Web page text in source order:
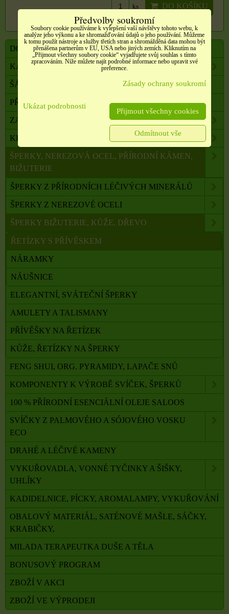
ks DO KOŠÍKU
DOVOLENÁ, CESTOVÁNÍ, DOPLŇKY
KABELKY, TAŠKY, SLUNEČNÍ BRÝLE AJ.
ŠÁLY, ŠÁTKY, NÁKRČNÍKY, PONOŽKY
PŘÍČESKY, DOPLŇKY DO VLASŮ
ZAHRADA, BALKON, DOMÁCNOST
KRÁSA A ZDRAVÍ
ŠPERKY, NEREZOVÁ OCEL, PŘÍRODNÍ KÁMEN,
BIŽUTERIE
ŠPERKY Z PŘÍRODNÍCH LÉČIVÝCH MINERÁLŮ
ŠPERKY Z NEREZOVÉ OCELI
ŠPERKY BIŽUTERIE, KŮŽE, DŘEVO
ŘETÍZKY S PŘÍVĚSKEM
NÁRAMKY
NÁUŠNICE
ELEGANTNÍ, SVÁTEČNÍ ŠPERKY
AMULETY A TALISMANY
PŘÍVĚŠKY NA ŘETÍZEK
KŮŽE, ŘETÍZKY NA ŠPERKY
FENG SHUI, ORG. PYRAMIDY, LAPAČE SNŮ
KOMPONENTY K VÝROBĚ SVÍČEK, ŠPERKŮ
100 % PŘÍRODNÍ ESENCIÁLNÍ OLEJE SALOOS
SVÍČKY Z PALMOVÉHO A SÓJOVÉHO VOSKU
ECO
DRAHÉ A LÉČIVÉ KAMENY
VYKUŘOVADLA, VONNÉ TYČINKY A ŠIŠKY,
UHLÍKY
KADIDELNICE, PÍCKY, AROMALAMPY, VYKUŘOVÁNÍ
OBALOVÝ MATERIÁL, SATÉNOVÉ MAŠLE, SÁČKY,
KRABIČKY,
MILADA TERAPEUTKA DUŠE A TĚLA
BONUSOVÝ PROGRAM
ZBOŽÍ V AKCI
ZBOŽÍ VE VÝPRODEJI
Předvolby soukromí
Soubory cookie používáme k vylepšení vaší návštěvy tohoto webu, k
analýze jeho výkonu a ke shromažďování údajů o jeho používání. Můžeme
k tomu použít nástroje a služby třetích stran a shromážděná data mohou být
přenášena partnerům v EU, USA nebo jiných zemích. Kliknutím na
„Přijmout všechny soubory cookie“ vyjadřujete svůj souhlas s tímto
zpracováním. Níže můžete najít podrobné informace nebo upravit své
preference.
Zásady ochrany soukromí
Ukázat podrobnosti
Přijmout všechny cookies
Odmítnout vše